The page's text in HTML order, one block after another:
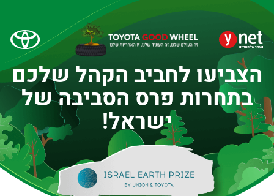
הצביעו לחביב הקהל שלכם
בתחרות פרס הסביבה של
ישראל!